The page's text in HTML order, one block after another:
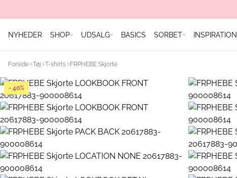
NYHEDER SHOP UDSALG BASICS SORBET INSPIRATION
Forside Tøj T-shirts FRPHEBE Skjorte
- 40%